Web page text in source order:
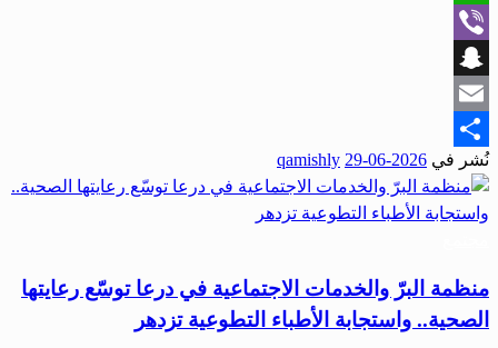
WhatsApp
Viber
Snapchat
Email
Share
نُشر في 2026-06-29
qamishly
منظمة البرّ والخدمات الاجتماعية في درعا توسّع رعايتها
الصحية.. واستجابة الأطباء التطوعية تزدهر